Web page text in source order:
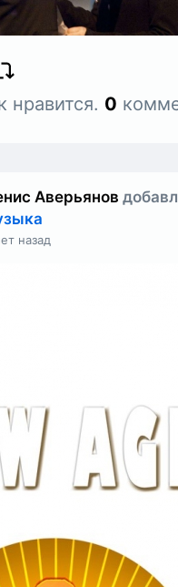
нравится. 0
Аверьянов
назад